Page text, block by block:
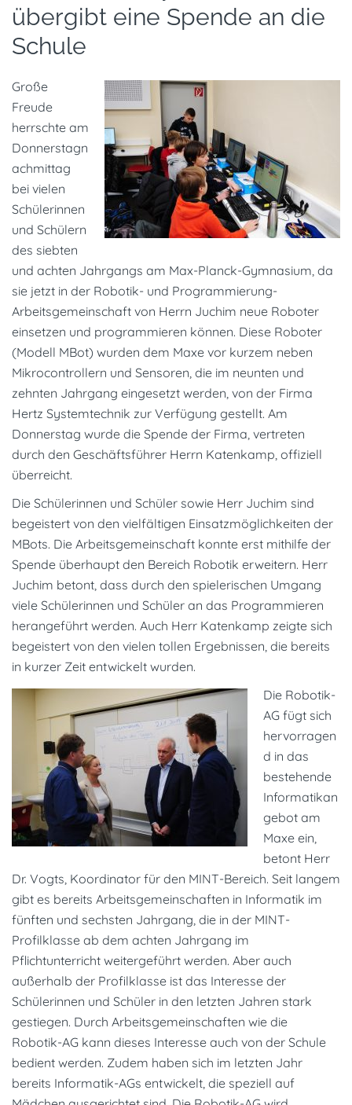
übergibt eine Spende an die
Schule
Große
Freude
herrschte am
Donnerstagn
achmittag
bei vielen
Schülerinnen
und Schülern
des siebten
und achten Jahrgangs am Max-Planck-Gymnasium, da
sie jetzt in der Robotik- und Programmierung-
Arbeitsgemeinschaft von Herrn Juchim neue Roboter
einsetzen und programmieren können. Diese Roboter
(Modell MBot) wurden dem Maxe vor kurzem neben
Mikrocontrollern und Sensoren, die im neunten und
zehnten Jahrgang eingesetzt werden, von der Firma
Hertz Systemtechnik zur Verfügung gestellt. Am
Donnerstag wurde die Spende der Firma, vertreten
durch den Geschäftsführer Herrn Katenkamp, offiziell
überreicht.
Die Schülerinnen und Schüler sowie Herr Juchim sind
begeistert von den vielfältigen Einsatzmöglichkeiten der
MBots. Die Arbeitsgemeinschaft konnte erst mithilfe der
Spende überhaupt den Bereich Robotik erweitern. Herr
Juchim betont, dass durch den spielerischen Umgang
viele Schülerinnen und Schüler an das Programmieren
herangeführt werden. Auch Herr Katenkamp zeigte sich
begeistert von den vielen tollen Ergebnissen, die bereits
in kurzer Zeit entwickelt wurden.
Die Robotik-
AG fügt sich
hervorragen
d in das
bestehende
Informatikan
gebot am
Maxe ein,
betont Herr
Dr. Vogts, Koordinator für den MINT-Bereich. Seit langem
gibt es bereits Arbeitsgemeinschaften in Informatik im
fünften und sechsten Jahrgang, die in der MINT-
Profilklasse ab dem achten Jahrgang im
Pflichtunterricht weitergeführt werden. Aber auch
außerhalb der Profilklasse ist das Interesse der
Schülerinnen und Schüler in den letzten Jahren stark
gestiegen. Durch Arbeitsgemeinschaften wie die
Robotik-AG kann dieses Interesse auch von der Schule
bedient werden. Zudem haben sich im letzten Jahr
bereits Informatik-AGs entwickelt, die speziell auf